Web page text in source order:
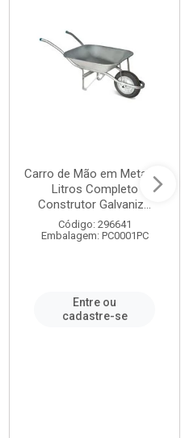
Carro de Mão em Metal 60
Litros Completo
Construtor Galvaniz...
Código: 296641
Embalagem: PC0001PC
Entre ou
cadastre-se